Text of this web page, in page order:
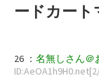
ードカー
26 ： 名無しさん＠